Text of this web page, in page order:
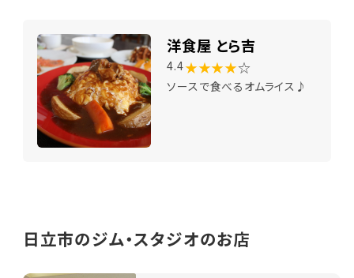
洋食屋 とら吉
4.4★★★★☆
ソースで食べるオムライス♪
日立市のジム・スタジオのお店